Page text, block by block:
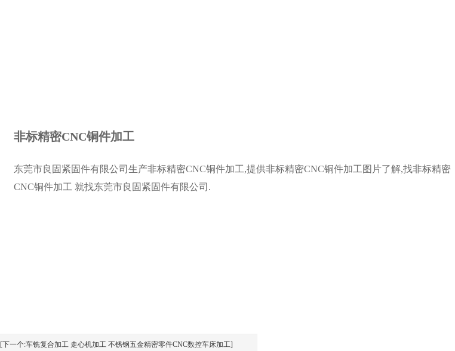
非标精密CNC铜件加工
东莞市良固紧固件有限公司生产非标精密CNC铜件加工,提供非标精密CNC铜件加工图片了解,找非标精密
CNC铜件加工 就找东莞市良固紧固件有限公司.
[下一个:车铣复合加工 走心机加工 不锈钢五金精密零件CNC数控车床加工]